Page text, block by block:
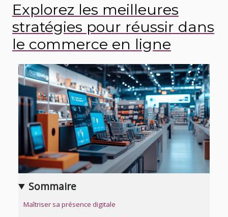
Explorez les meilleures
stratégies pour réussir dans
le commerce en ligne
Sommaire
Maîtriser sa présence digitale